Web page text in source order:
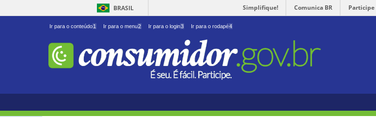
BRASIL Simplifique! Comunica BR Participe
Ir para o conteúdo1 Ir para o menu2 Ir para o login3 Ir para o rodapé4